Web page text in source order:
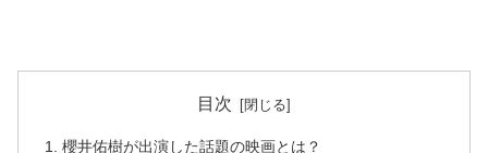
目次
櫻井佑樹が出演した話題の映画とは？